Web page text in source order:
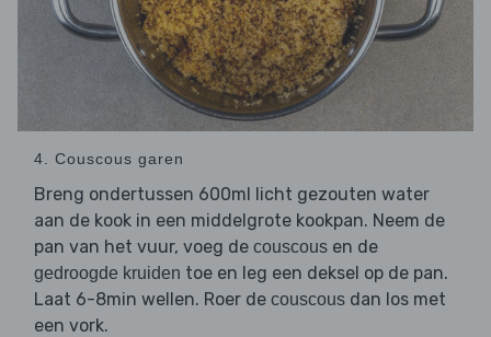
4. Couscous garen
Breng ondertussen 600ml licht gezouten water
aan de kook in een middelgrote kookpan. Neem de
pan van het vuur, voeg de couscous en de
gedroogde kruiden toe en leg een deksel op de pan.
Laat 6-8min wellen. Roer de couscous dan los met
een vork.